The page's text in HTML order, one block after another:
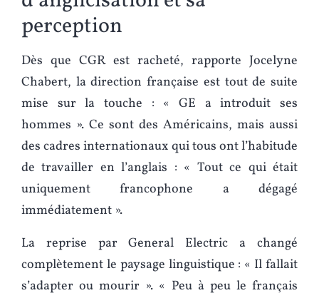
perception
Dès que CGR est racheté, rapporte Jocelyne
Chabert, la direction française est tout de suite
mise sur la touche : « GE a introduit ses
hommes ». Ce sont des Américains, mais aussi
des cadres internationaux qui tous ont l’habitude
de travailler en l’anglais : « Tout ce qui était
uniquement francophone a dégagé
immédiatement ».
La reprise par General Electric a changé
complètement le paysage linguistique : « Il fallait
s’adapter ou mourir ». « Peu à peu le français